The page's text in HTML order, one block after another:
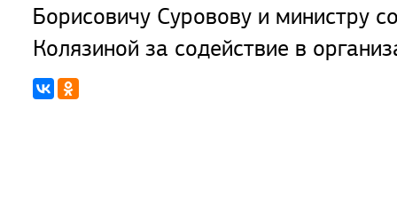
Борисовичу Суровову и министру
Колязиной за содействие в